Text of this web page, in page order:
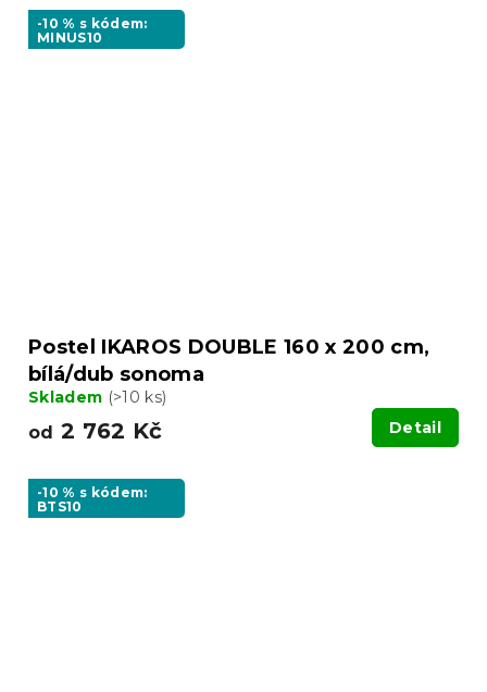
-10 % s kódem:
MINUS10
Postel IKAROS DOUBLE 160 x 200 cm,
bílá/dub sonoma
Skladem (>10 ks)
od 2 762 Kč Detail
-10 % s kódem:
BTS10